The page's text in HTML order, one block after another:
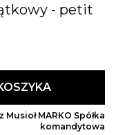
- petit
Musioł MARKO Spółka
komandytowa